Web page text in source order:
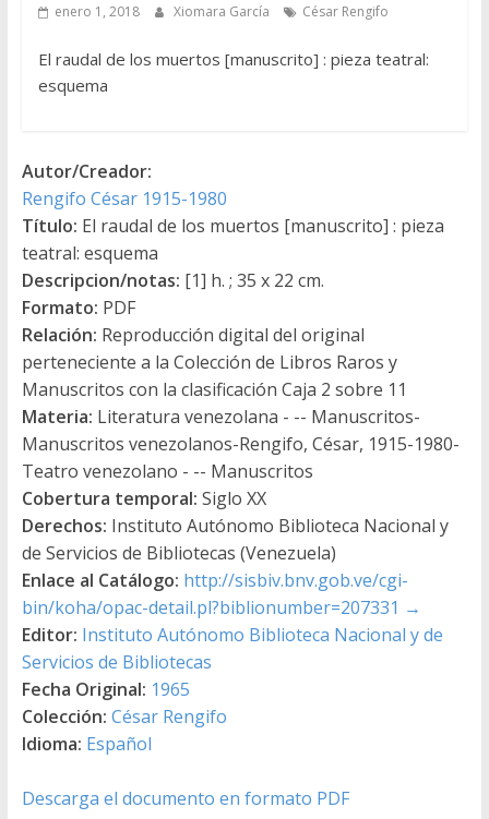
enero 1, 2018 Xiomara García César Rengifo
El raudal de los muertos [manuscrito] : pieza teatral:
esquema
Autor/Creador:
Rengifo César 1915-1980
Título: El raudal de los muertos [manuscrito] : pieza
teatral: esquema
Descripcion/notas: [1] h. ; 35 x 22 cm.
Formato: PDF
Relación: Reproducción digital del original
perteneciente a la Colección de Libros Raros y
Manuscritos con la clasificación Caja 2 sobre 11
Materia: Literatura venezolana - -- Manuscritos-
Manuscritos venezolanos-Rengifo, César, 1915-1980-
Teatro venezolano - -- Manuscritos
Cobertura temporal: Siglo XX
Derechos: Instituto Autónomo Biblioteca Nacional y
de Servicios de Bibliotecas (Venezuela)
Enlace al Catálogo: http://sisbiv.bnv.gob.ve/cgi-
bin/koha/opac-detail.pl?biblionumber=207331 →
Editor: Instituto Autónomo Biblioteca Nacional y de
Servicios de Bibliotecas
Fecha Original: 1965
Colección: César Rengifo
Idioma: Español
Descarga el documento en formato PDF